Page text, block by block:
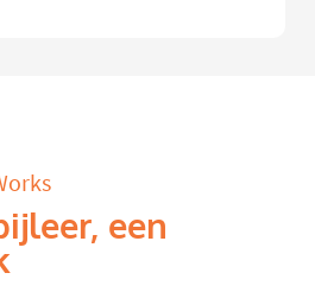
een